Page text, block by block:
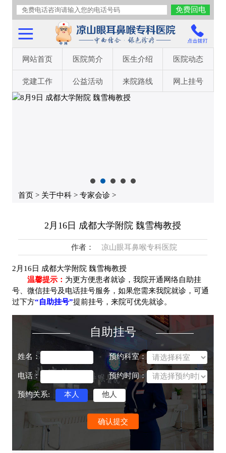
网站首页 医院简介 医生介绍 医院动态
党建工作 公益活动 来院路线 网上挂号
首页 > 关于中科 >专家会诊 >
2月16日 成都大学附院 魏雪梅教授
作者： 凉山眼耳鼻喉专科医院
2月16日 成都大学附院 魏雪梅教授
温馨提示： 为更方便患者就诊，我院开通网络自助挂
号、微信挂号及电话挂号服务，如果您需来我院就诊，可通
过下方“自助挂号”提前挂号，来院可优先就诊。
自助挂号
姓名： 预约科室：
电话： 预约时间：
预约关系: 本人 他人